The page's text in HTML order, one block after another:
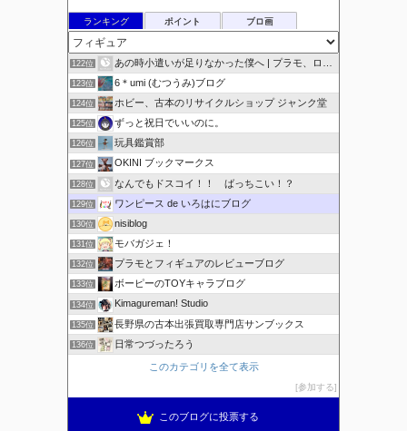
ランキング ポイント ブロ画
122位 あの時小遣いが足りなかった僕へ | プラモ、ロボ玩具 …
123位 6＊umi (むつうみ)ブログ
124位 ホビー、古本のリサイクルショップ ジャンク堂
125位 ずっと祝日でいいのに。
126位 玩具鑑賞部
127位 OKINI ブックマークス
128位 なんでもドスコイ！！ ばっちこい！？
129位 ワンピース de いろはにブログ
130位 nisiblog
131位 モバガジェ！
132位 プラモとフィギュアのレビューブログ
133位 ボーピーのTOYキャラブログ
134位 Kimagureman! Studio
135位 長野県の古本出張買取専門店サンブックス
136位 日常つづったろう
このカテゴリを全て表示
参加する
このブログに投票する